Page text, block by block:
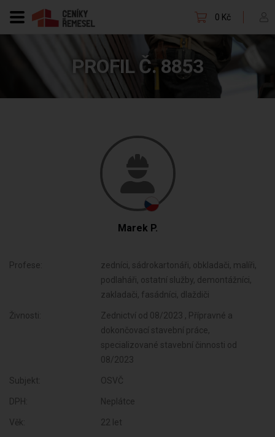
0 Kč
PROFIL Č. 8853
Marek P.
Profese:
zedníci, sádrokartonáři, obkladači, malíři,
podlaháři, ostatní služby, demontážníci,
zakladači, fasádníci, dlaždiči
Živnosti:
Zednictví od 08/2023 , Přípravné a
dokončovací stavební práce,
specializované stavební činnosti od
08/2023
Subjekt: OSVČ
DPH: Neplátce
Věk: 22 let